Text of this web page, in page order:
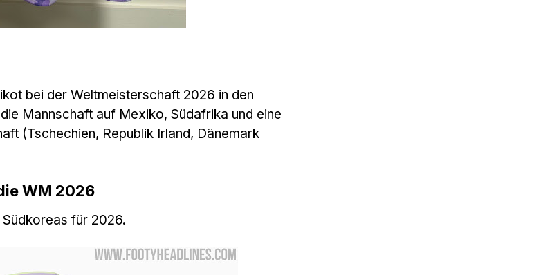
bei der Weltmeisterschaft 2026 in den
Mannschaft auf Mexiko, Südafrika und eine
(Tschechien, Republik Irland, Dänemark
WM 2026
für 2026.